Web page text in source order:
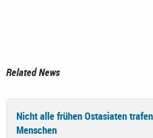
Related News
Nicht alle frühen Ostasiaten
Menschen